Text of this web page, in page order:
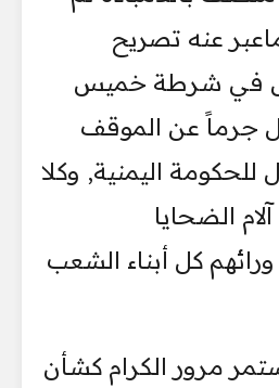
عنه تصريح
في شرطة خميس
جرماً عن الموقف
اليمنية, وكلا
الضحايا
كل أبناء الشعب
مرور الكرام كشأن